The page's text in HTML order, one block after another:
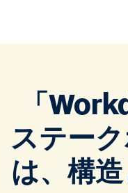
「
ステー
は、構